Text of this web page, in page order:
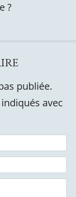
?
publiée.
avec